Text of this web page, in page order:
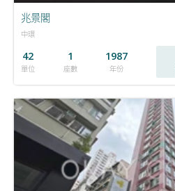
兆景閣
中環
42
單位
1
座數
1987
年份